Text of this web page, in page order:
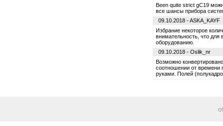
Been quite strict gC19
все шансы прибора
09.10.2018 - ASKA_KAYF
Избрание некоторое
внимательность, что
оборудованию.
09.10.2018 - Oslik_nr
Возможно
соотношении от времени
руками. Полей